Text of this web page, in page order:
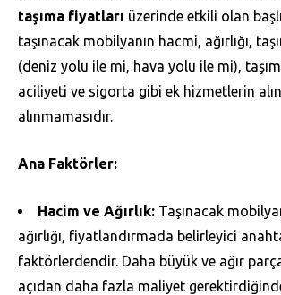
taşıma fiyatları üzerinde etkili olan
taşınacak mobilyanın hacmi, ağırlığı,
(deniz yolu ile mi, hava yolu ile mi),
aciliyeti ve sigorta gibi ek hizmetlerin
alınmamasıdır.
Ana Faktörler:
Hacim ve Ağırlık: Taşınacak
ağırlığı, fiyatlandırmada belirleyici
faktörlerdendir. Daha büyük ve ağır
açıdan daha fazla maliyet